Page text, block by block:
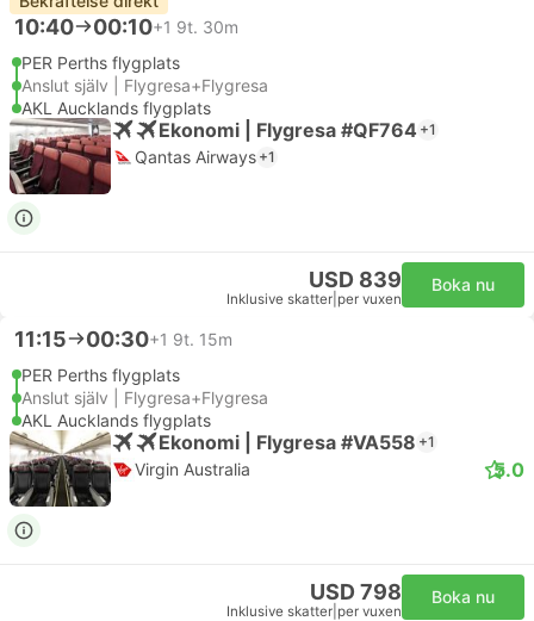
10:40 00:10+1 9t. 30m
PER Perths flygplats
Anslut själv | Flygresa+Flygresa
AKL Aucklands flygplats
Ekonomi | Flygresa #QF764 +1
Qantas Airways +1
USD 839
Inklusive skatter per vuxen
Boka nu
11:15 00:30+1 9t. 15m
PER Perths flygplats
Anslut själv | Flygresa+Flygresa
AKL Aucklands flygplats
Ekonomi | Flygresa #VA558 +1
Virgin Australia 5.0
USD 798
Inklusive skatter per vuxen
Boka nu